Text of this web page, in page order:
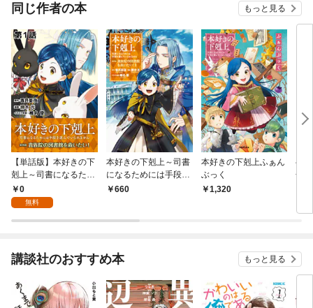
同じ作者の本 もっと見る
【単話版】本好きの下
剋上～司書になるため
には手段を選んでいら
れません～第四部「貴
い！」 第1話
0
無料
本好きの下剋上～司書
になるためには手段を
選んでいられません～
【イラスト特典付き】
660
本好きの下剋上ふぁん
ぶっく
1,320
ベ
合
講談社のおすすめ本 もっと見る